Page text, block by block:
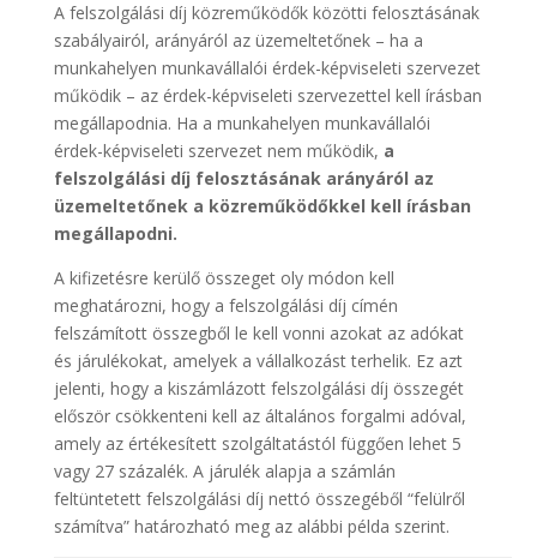
A felszolgálási díj közreműködők közötti felosztásának
szabályairól, arányáról az üzemeltetőnek – ha a
munkahelyen munkavállalói érdek-képviseleti szervezet
működik – az érdek-képviseleti szervezettel kell írásban
megállapodnia. Ha a munkahelyen munkavállalói
érdek-képviseleti szervezet nem működik, a
felszolgálási díj felosztásának arányáról az
üzemeltetőnek a közreműködőkkel kell írásban
megállapodni.
A kifizetésre kerülő összeget oly módon kell
meghatározni, hogy a felszolgálási díj címén
felszámított összegből le kell vonni azokat az adókat
és járulékokat, amelyek a vállalkozást terhelik. Ez azt
jelenti, hogy a kiszámlázott felszolgálási díj összegét
először csökkenteni kell az általános forgalmi adóval,
amely az értékesített szolgáltatástól függően lehet 5
vagy 27 százalék. A járulék alapja a számlán
feltüntetett felszolgálási díj nettó összegéből “felülről
számítva” határozható meg az alábbi példa szerint.